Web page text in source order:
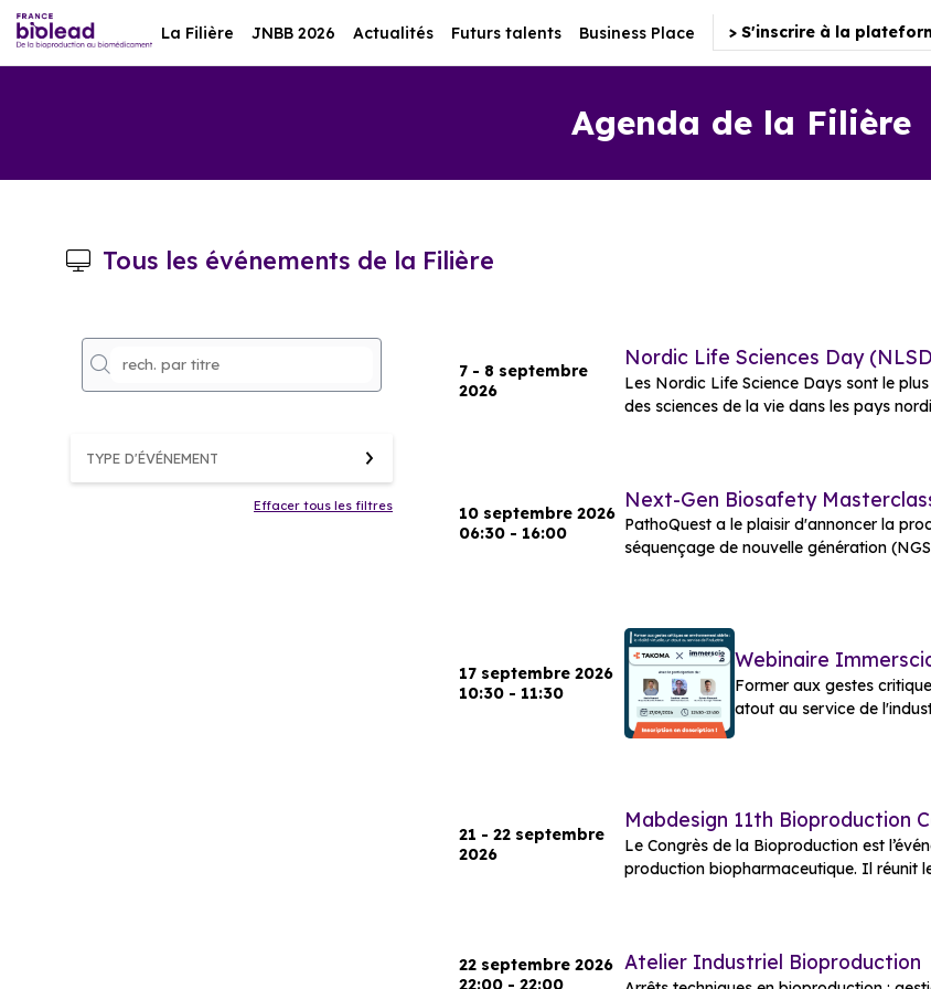
La Filière JNBB 2026 Actualités Futurs talents Business Place > S'inscrire à la
Agenda de la Filière
Tous les événements de la Filière
TYPE D'ÉVÉNEMENT
Effacer tous les filtres
7 - 8 septembre
2026
Nordic Life Sciences Day
Les Nordic Life Science Days sont le
des sciences de la vie dans les pays
10 septembre 2026
06:30 - 16:00
Next-Gen Biosafety
PathoQuest a le plaisir d'annoncer la
séquençage de nouvelle génération
17 septembre 2026
10:30 - 11:30
Webinaire
Former aux gestes
atout au service de
21 - 22 septembre
2026
Mabdesign 11th Bioproduction
Le Congrès de la Bioproduction est
production biopharmaceutique. Il réunit
22 septembre 2026
22:00 - 22:00
Atelier Industriel Bioproduction